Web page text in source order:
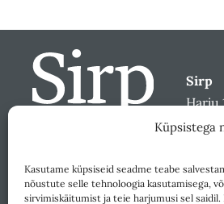
Küpsistega
Kasutame küpsiseid seadme teabe
nõustute selle tehnoloogia kasutamisega,
sirvimiskäitumist ja teie harjumusi sel
Sirp
Harju
Toeta